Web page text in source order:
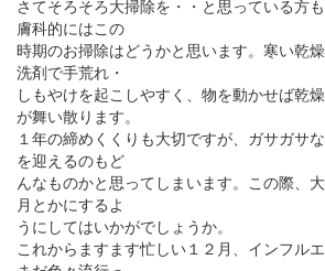
さてそろそろ大掃除を・・と思っている方
膚科的にはこの
時期のお掃除はどうかと思います。寒い乾
洗剤で手荒れ・
しもやけを起こしやすく、物を動かせば乾
が舞い散ります。
１年の締めくくりも大切ですが、ガサガサ
を迎えるのもど
んなものかと思ってしまいます。この際、
月とかにするよ
うにしてはいかがでしょうか。
これからますます忙しい１２月、インフル